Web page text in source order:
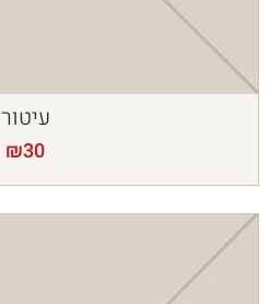
עיטור
₪30